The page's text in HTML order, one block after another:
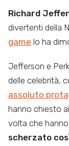
Richard
divertenti della
game lo ha
Jefferson e
delle celebrità,
assoluto
hanno chiesto
volta che
scherzato